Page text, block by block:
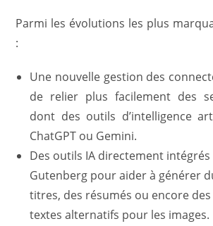
Parmi les évolutions les plus
:
Une nouvelle gestion des
de relier plus facilement des
dont des outils d’intelligence
ChatGPT ou Gemini.
Des outils IA directement intégrés
Gutenberg pour aider à générer
titres, des résumés ou encore
textes alternatifs pour les images.